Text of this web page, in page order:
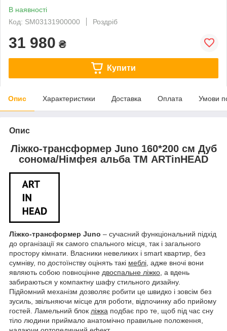
В наявності
Код: SM03131900000
Роздріб
31 980 ₴
Купити
Опис Характеристики Доставка Оплата Умови
Опис
Ліжко-трансформер Juno 160*200 см Дуб
сонома/Німфея альба ТМ ARTinHEAD
Ліжко-трансформер Juno – сучасний функціональний підхід
до організації як самого спального місця, так і загального
простору кімнати. Власники невеликих і smart квартир, без
сумніву, по достоїнству оцінять такі меблі, адже вночі вони
являють собою повноцінне двоспальне ліжко, а вдень
забираються у компактну шафу стильного дизайну.
Підйомний механізм дозволяє робити це швидко і зовсім без
зусиль, звільняючи місце для роботи, відпочинку або прийому
гостей. Ламельний блок ліжка подбає про те, щоб під час сну
тіло людини приймало анатомічно правильне положення,